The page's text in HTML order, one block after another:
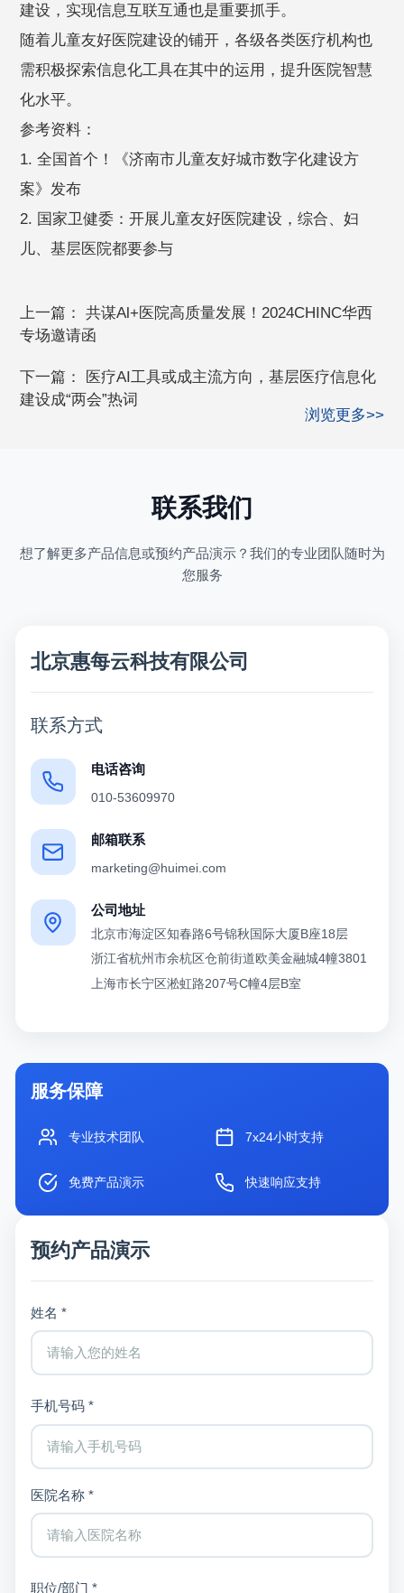
建设，实现信息互联互通也是重要抓手。
随着儿童友好医院建设的铺开，各级各类医疗机构也
需积极探索信息化工具在其中的运用，提升医院智慧
化水平。
参考资料：
1. 全国首个！《济南市儿童友好城市数字化建设方
案》发布
2. 国家卫健委：开展儿童友好医院建设，综合、妇
儿、基层医院都要参与
上一篇：共谋Al+医院高质量发展！2024CHINC华西
专场邀请函
下一篇： 医疗AI工具或成主流方向，基层医疗信息化
建设成“两会”热词
浏览更多>>
联系我们
想了解更多产品信息或预约产品演示？我们的专业团队随时为
您服务
北京惠每云科技有限公司
联系方式
电话咨询
010-53609970
邮箱联系
marketing@huimei.com
公司地址
北京市海淀区知春路6号锦秋国际大厦B座18层
浙江省杭州市余杭区仓前街道欧美金融城4幢3801
上海市长宁区淞虹路207号C幢4层B室
服务保障
专业技术团队 7x24小时支持
免费产品演示 快速响应支持
预约产品演示
姓名 *
手机号码 *
医院名称 *
职位/部门 *